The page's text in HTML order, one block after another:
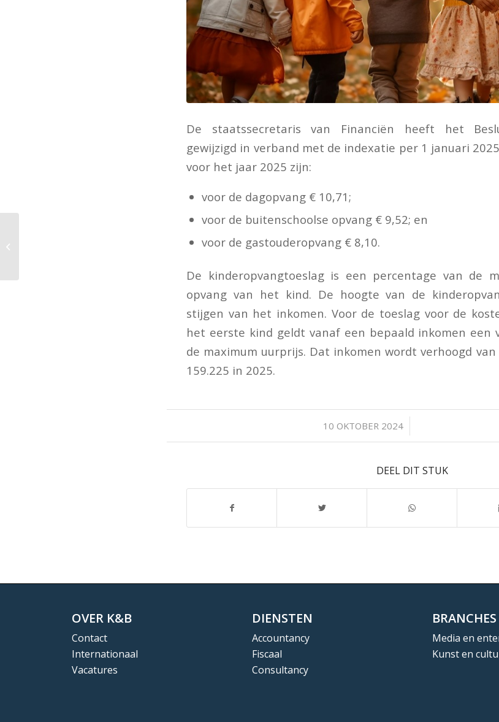
De staatssecretaris van Financiën heeft het
gewijzigd in verband met de indexatie per 1 januari
voor het jaar 2025 zijn:
voor de dagopvang € 10,71;
voor de buitenschoolse opvang € 9,52; en
voor de gastouderopvang € 8,10.
De kinderopvangtoeslag is een percentage van de
opvang van het kind. De hoogte van de
stijgen van het inkomen. Voor de toeslag voor de
het eerste kind geldt vanaf een bepaald inkomen een
de maximum uurprijs. Dat inkomen wordt verhoogd
159.225 in 2025.
10 OKTOBER 2024
/
DEEL DIT STUK
OVER K&B
Contact
Internationaal
Vacatures
DIENSTEN
Accountancy
Fiscaal
Consultancy
BRANCHES
Media en
Kunst en